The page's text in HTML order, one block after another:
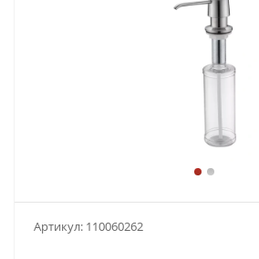
Артикул: 110060262